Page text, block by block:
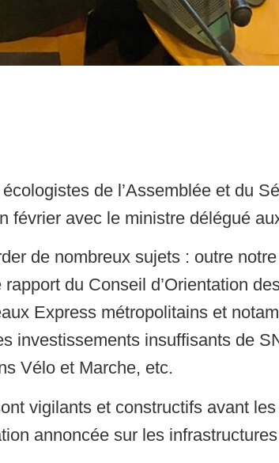
de l’Assemblée et du
février avec le ministre délégué
de nombreux sujets : outre
rapport du Conseil d’Orientation
Express métropolitains et
investissements insuffisants de
Vélo et Marche, etc.
vigilants et constructifs avant
annoncée sur les